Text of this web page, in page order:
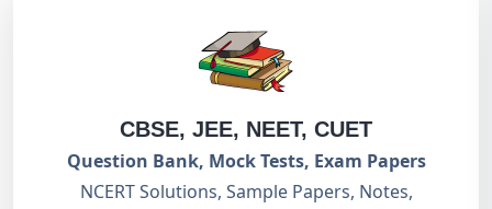
CBSE, JEE, NEET, CUET
Question Bank, Mock Tests, Exam Papers
NCERT Solutions, Sample Papers, Notes,